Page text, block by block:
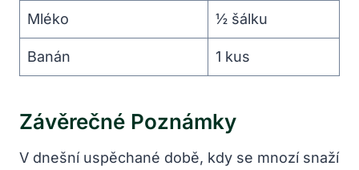
Mléko ½ šálku
Banán 1 kus
Závěrečné Poznámky
V dnešní uspěchané době, kdy se mnozí snaží